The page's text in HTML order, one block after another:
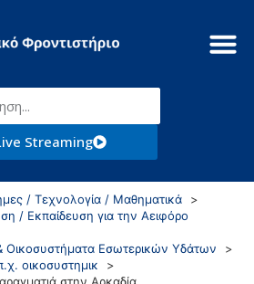
Streaming
/ Τεχνολογία / Μαθηματικά
/ Εκπαίδευση για την Αειφόρο
Οικοσυστήματα Εσωτερικών Υδάτων
οικοσυστημικ